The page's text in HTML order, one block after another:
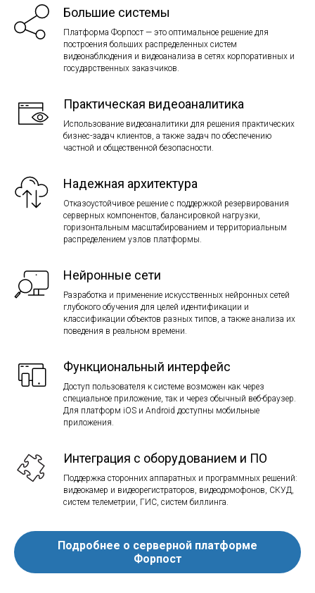
Большие системы
Платформа Форпост — это оптимальное решение для
построения больших распределенных систем
видеонаблюдения и видеоанализа в сетях корпоративных и
государственных заказчиков.
Практическая видеоаналитика
Использование видеоаналитики для решения практических
бизнес-задач клиентов, а также задач по обеспечению
частной и общественной безопасности.
Надежная архитектура
Отказоустойчивое решение с поддержкой резервирования
серверных компонентов, балансировкой нагрузки,
горизонтальным масштабированием и территориальным
распределением узлов платформы.
Нейронные сети
Разработка и применение искусственных нейронных сетей
глубокого обучения для целей идентификации и
классификации объектов разных типов, а также анализа их
поведения в реальном времени.
Функциональный интерфейс
Доступ пользователя к системе возможен как через
специальное приложение, так и через обычный веб-браузер.
Для платформ iOS и Android доступны мобильные
приложения.
Интеграция с оборудованием и ПО
Поддержка сторонних аппаратных и программных решений:
видеокамер и видеорегистраторов, видеодомофонов, СКУД,
систем телеметрии, ГИС, систем биллинга.
Подробнее о серверной платформе
Форпост